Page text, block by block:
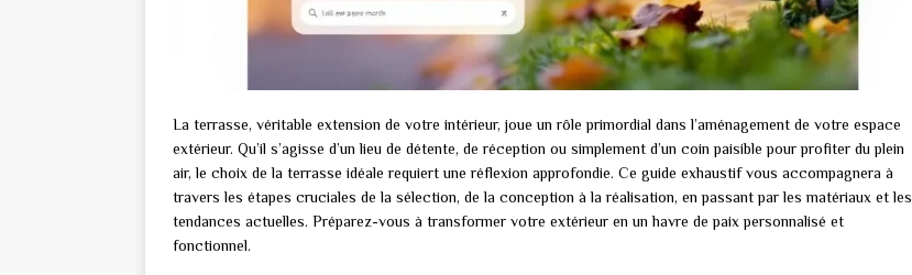
La terrasse, véritable extension de votre intérieur, joue un rôle primordial dans l’aménagement de votre espace
extérieur. Qu’il s’agisse d’un lieu de détente, de réception ou simplement d’un coin paisible pour profiter du plein
air, le choix de la terrasse idéale requiert une réflexion approfondie. Ce guide exhaustif vous accompagnera à
travers les étapes cruciales de la sélection, de la conception à la réalisation, en passant par les matériaux et les
tendances actuelles. Préparez-vous à transformer votre extérieur en un havre de paix personnalisé et
fonctionnel.